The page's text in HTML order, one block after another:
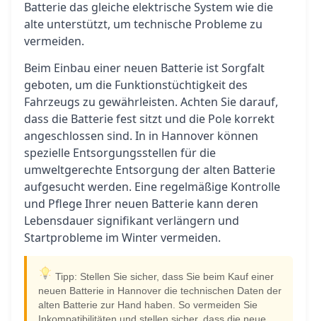
Batterie das gleiche elektrische System wie die
alte unterstützt, um technische Probleme zu
vermeiden.
Beim Einbau einer neuen Batterie ist Sorgfalt
geboten, um die Funktionstüchtigkeit des
Fahrzeugs zu gewährleisten. Achten Sie darauf,
dass die Batterie fest sitzt und die Pole korrekt
angeschlossen sind. In in Hannover können
spezielle Entsorgungsstellen für die
umweltgerechte Entsorgung der alten Batterie
aufgesucht werden. Eine regelmäßige Kontrolle
und Pflege Ihrer neuen Batterie kann deren
Lebensdauer signifikant verlängern und
Startprobleme im Winter vermeiden.
Tipp: Stellen Sie sicher, dass Sie beim Kauf einer
neuen Batterie in Hannover die technischen Daten der
alten Batterie zur Hand haben. So vermeiden Sie